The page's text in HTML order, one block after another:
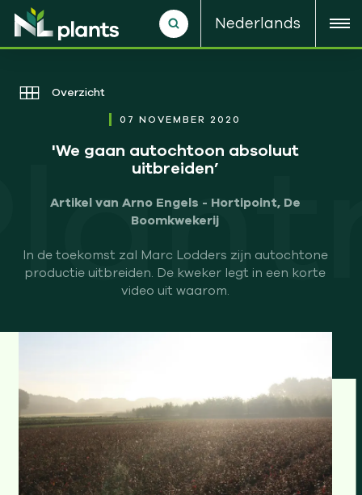
Nederlands
Overzicht
07 NOVEMBER 2020
'We gaan autochtoon absoluut
uitbreiden’
Artikel van Arno Engels - Hortipoint, De
Boomkwekerij
In de toekomst zal Marc Lodders zijn autochtone
productie uitbreiden. De kweker legt in een korte
video uit waarom.